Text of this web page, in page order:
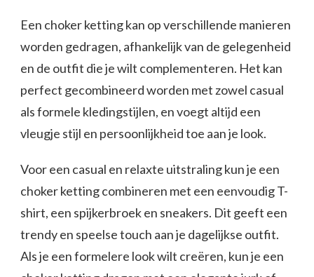
Een choker ketting kan op verschillende manieren
worden gedragen, afhankelijk van de gelegenheid
en de outfit die je wilt complementeren. Het kan
perfect gecombineerd worden met zowel casual
als formele kledingstijlen, en voegt altijd een
vleugje stijl en persoonlijkheid toe aan je look.
Voor een casual en relaxte uitstraling kun je een
choker ketting combineren met een eenvoudig T-
shirt, een spijkerbroek en sneakers. Dit geeft een
trendy en speelse touch aan je dagelijkse outfit.
Als je een formelere look wilt creëren, kun je een